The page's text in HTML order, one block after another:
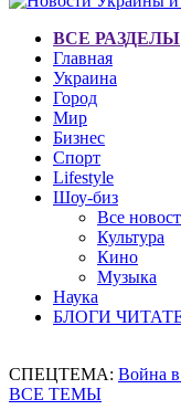
ВСЕ РАЗДЕЛЫ
Главная
Украина
Город
Мир
Бизнес
Спорт
Lifestyle
Шоу-биз
Все
Культура
Кино
Музыка
Наука
БЛОГИ
СПЕЦТЕМА: Война
ВСЕ ТЕМЫ